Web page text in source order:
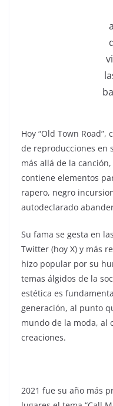
Hoy “Old Town
de reproducciones en
más allá de la
contiene elementos
rapero, negro
autodeclarado
Su fama se gesta en
Twitter (hoy X) y más
hizo popular por su
temas álgidos de la
estética es
generación, al punto
mundo de la moda, al
creaciones.
2021 fue su año más